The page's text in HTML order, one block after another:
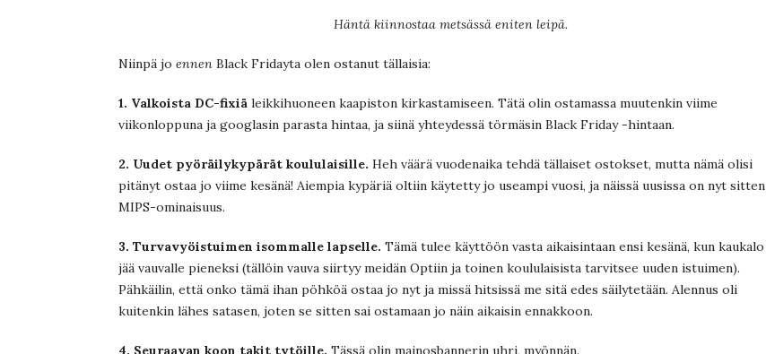
Häntä kiinnostaa metsässä eniten leipä.
Niinpä jo ennen Black Fridayta olen ostanut tällaisia:
1. Valkoista DC-fixiä leikkihuoneen kaapiston kirkastamiseen. Tätä olin ostamassa muutenkin viime
viikonloppuna ja googlasin parasta hintaa, ja siinä yhteydessä törmäsin Black Friday -hintaan.
2. Uudet pyöräilykypärät koululaisille. Heh väärä vuodenaika tehdä tällaiset ostokset, mutta nämä olisi
pitänyt ostaa jo viime kesänä! Aiempia kypäriä oltiin käytetty jo useampi vuosi, ja näissä uusissa on nyt sitten
MIPS-ominaisuus.
3. Turvavyöistuimen isommalle lapselle. Tämä tulee käyttöön vasta aikaisintaan ensi kesänä, kun kaukalo
jää vauvalle pieneksi (tällöin vauva siirtyy meidän Optiin ja toinen koululaisista tarvitsee uuden istuimen).
Pähkäilin, että onko tämä ihan pöhköä ostaa jo nyt ja missä hitsissä me sitä edes säilytetään. Alennus oli
kuitenkin lähes satasen, joten se sitten sai ostamaan jo näin aikaisin ennakkoon.
4. Seuraavan koon takit tytöille. Tässä olin mainosbannerin uhri, myönnän.